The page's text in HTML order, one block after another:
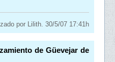
por Lilith. 30/5/07 17:41h
de Güevejar de